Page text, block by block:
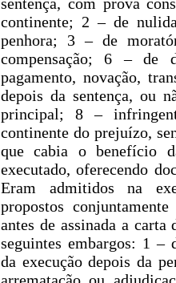
continente; 2 – de
penhora; 3 – de
compensação; 6 – de
pagamento, novação,
depois da sentença, ou
principal; 8 –
continente do prejuízo,
que cabia o benefício
executado, oferecendo
Eram admitidos na
propostos
antes de assinada a carta
seguintes embargos: 1 –
da execução depois da